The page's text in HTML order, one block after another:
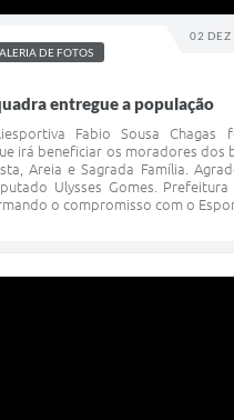
02 DEZ
DE FOTOS
entregue a população
Fabio Sousa Chagas
irá beneficiar os moradores dos
Areia e Sagrada Família.
Ulysses Gomes. Prefeitura
o compromisso com o